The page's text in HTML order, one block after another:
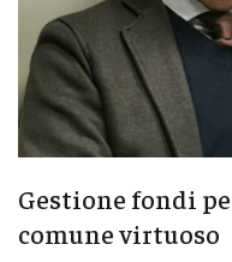
Gestione fondi
comune virtuoso